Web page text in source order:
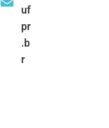
uf
pr
.b
r